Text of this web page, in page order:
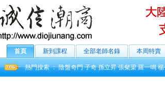
首頁 新到課程 全部老師名錄 本周特賣
熱門搜索 ：陰盤奇門 子奇 孫立昇 張粲梁 羅一鳴